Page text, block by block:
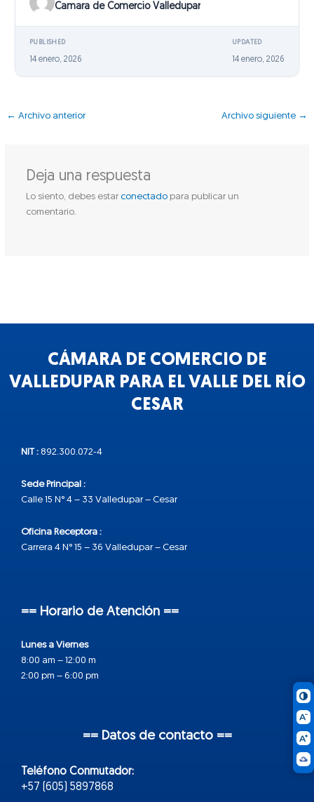
Camara de Comercio Valledupar
PUBLISHED
14 enero, 2026
UPDATED
14 enero, 2026
← Archivo anterior Archivo siguiente →
Deja una respuesta
Lo siento, debes estar conectadopara publicar un
comentario.
CÁMARA DE COMERCIO DE
VALLEDUPAR PARA EL VALLE DEL RÍO
CESAR
NIT : 892.300.072-4
Sede Principal :
Calle 15 N° 4 – 33 Valledupar – Cesar
Oficina Receptora :
Carrera 4 N° 15 – 36 Valledupar – Cesar
== Horario de Atención ==
Lunes a Viernes
8:00 am – 12:00 m
2:00 pm – 6:00 pm
== Datos de contacto ==
Teléfono Conmutador:
+57 (605) 5897868